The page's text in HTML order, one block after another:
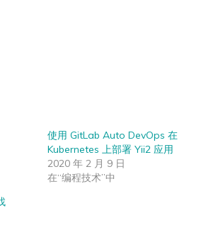
使用 GitLab Auto DevOps 在
Kubernetes 上部署 Yii2 应用
2020 年 2 月 9 日
在“编程技术”中